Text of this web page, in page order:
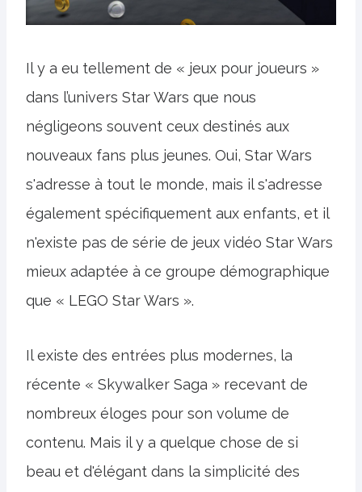
Il y a eu tellement de « jeux pour joueurs »
dans l’univers Star Wars que nous
négligeons souvent ceux destinés aux
nouveaux fans plus jeunes. Oui, Star Wars
s'adresse à tout le monde, mais il s'adresse
également spécifiquement aux enfants, et il
n'existe pas de série de jeux vidéo Star Wars
mieux adaptée à ce groupe démographique
que « LEGO Star Wars ».
Il existe des entrées plus modernes, la
récente « Skywalker Saga » recevant de
nombreux éloges pour son volume de
contenu. Mais il y a quelque chose de si
beau et d'élégant dans la simplicité des